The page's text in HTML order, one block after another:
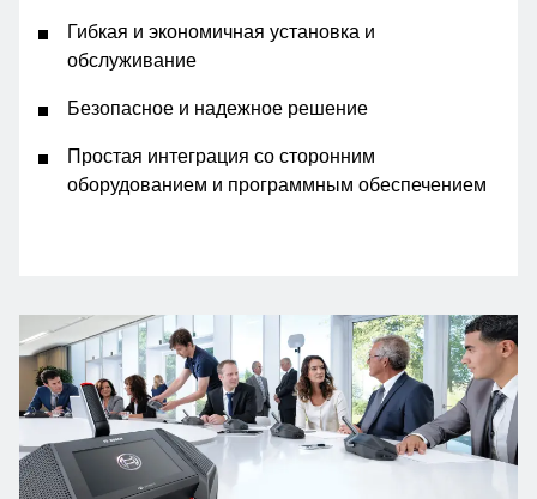
Гибкая и экономичная установка и
обслуживание
Безопасное и надежное решение
Простая интеграция со сторонним
оборудованием и программным обеспечением